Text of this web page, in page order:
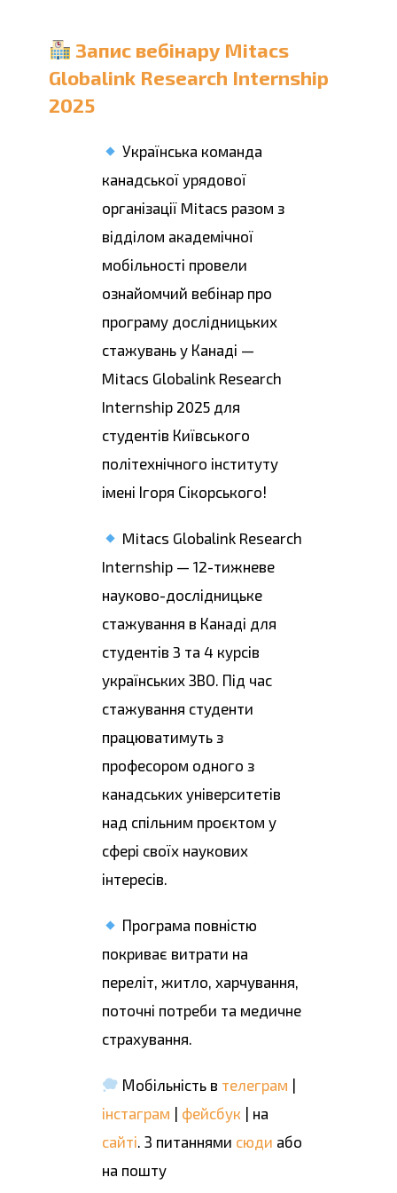
Запис вебінару Mitacs
Globalink Research Internship
2025
Українська команда
канадської урядової
організації Mitacs разом з
відділом академічної
мобільності провели
ознайомчий вебінар про
програму дослідницьких
стажувань у Канаді —
Mitacs Globalink Research
Internship 2025 для
студентів Київського
політехнічного інституту
імені Ігоря Сікорського!
Mitacs Globalink Research
Internship — 12-тижневе
науково-дослідницьке
стажування в Канаді для
студентів 3 та 4 курсів
українських ЗВО. Під час
стажування студенти
працюватимуть з
професором одного з
канадських університетів
над спільним проєктом у
сфері своїх наукових
інтересів.
Програма повністю
покриває витрати на
переліт, житло, харчування,
поточні потреби та медичне
страхування.
Мобільність в телеграм
інстаграм
фейсбук | на
сайті. З питаннями сюди або
на пошту